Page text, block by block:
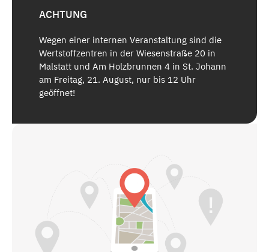
ACHTUNG
Wegen einer internen Veranstaltung sind die
Wertstoffzentren in der Wiesenstraße 20 in
Malstatt und Am Holzbrunnen 4 in St. Johann
am Freitag, 21. August, nur bis 12 Uhr
geöffnet!